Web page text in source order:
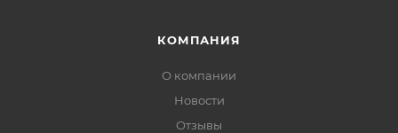
КОМПАНИЯ
О компании
Новости
Отзывы